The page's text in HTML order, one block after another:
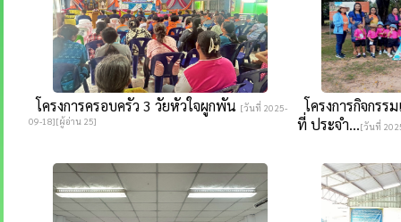
โครงการครอบครัว 3 วัยหัวใจผูกพัน [วันที่ 2025-
09-18][ผู้อ่าน 25]
โครงการกิจกรร
ที่ ประจำ...[วันที่